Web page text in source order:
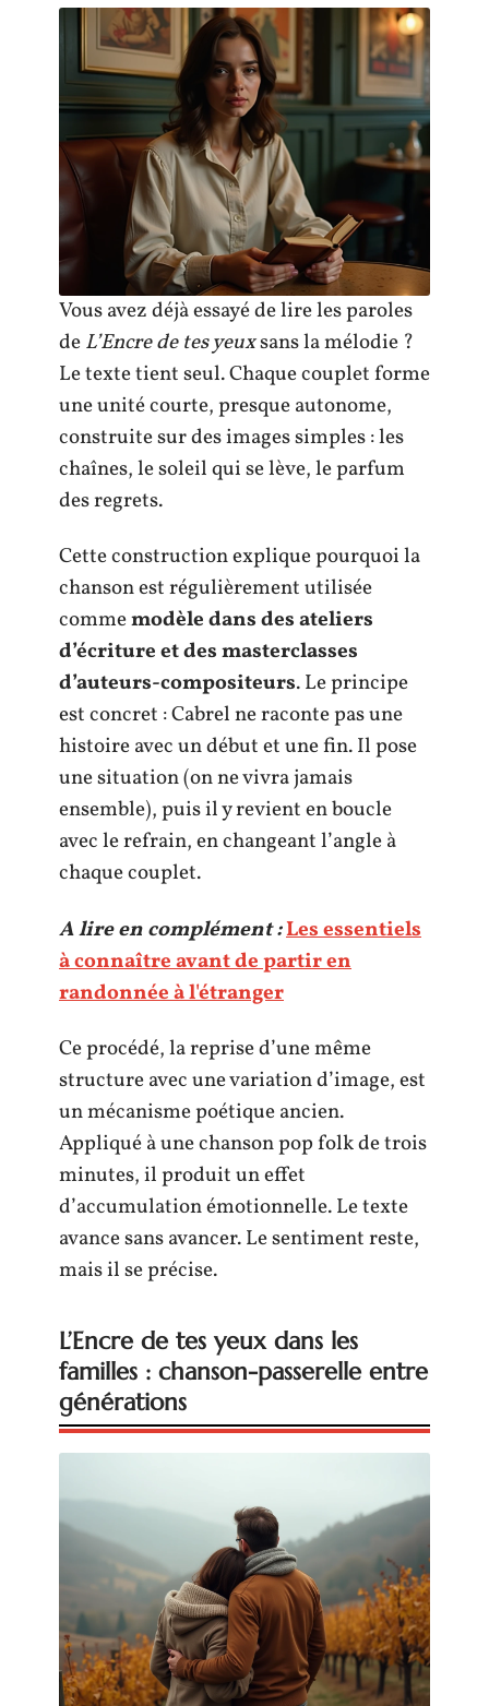
Vous avez déjà essayé de lire les paroles
deL’Encre de tes yeuxsans la mélodie ?
Le texte tient seul. Chaque couplet forme
une unité courte, presque autonome,
construite sur des images simples : les
chaînes, le soleil qui se lève, le parfum
des regrets.
Cette construction explique pourquoi la
chanson est régulièrement utilisée
commemodèle dans des ateliers
d’écriture et des masterclasses
d’auteurs-compositeurs. Le principe
est concret : Cabrel ne raconte pas une
histoire avec un début et une fin. Il pose
une situation (on ne vivra jamais
ensemble), puis il y revient en boucle
avec le refrain, en changeant l’angle à
chaque couplet.
A lire en complément :Les essentiels
à connaître avant de partir en
randonnée à l'étranger
Ce procédé, la reprise d’une même
structure avec une variation d’image, est
un mécanisme poétique ancien.
Appliqué à une chanson pop folk de trois
minutes, il produit un effet
d’accumulation émotionnelle. Le texte
avance sans avancer. Le sentiment reste,
mais il se précise.
L’Encre de tes yeux dans les
familles : chanson-passerelle entre
générations